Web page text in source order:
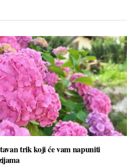
trik koji će vam napuniti